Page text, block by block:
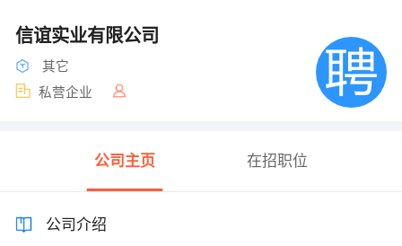
信谊实业有限公司
其它
私营企业
公司主页 在招职位
公司介绍